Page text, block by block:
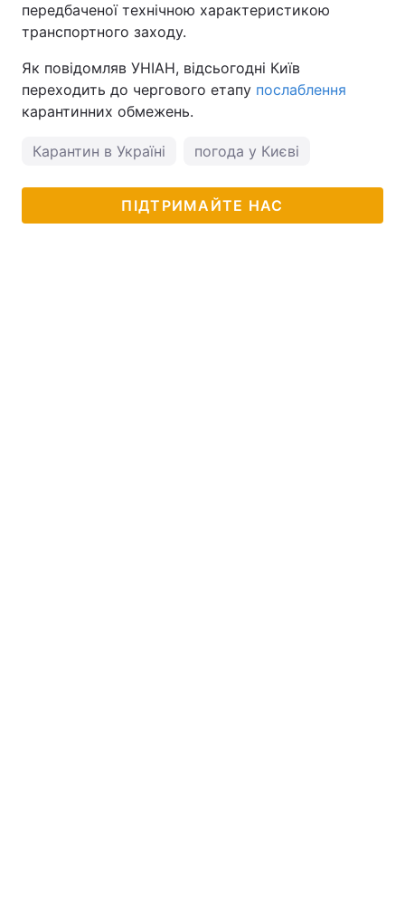
передбаченої технічною характеристикою
транспортного заходу.
Як повідомляв УНІАН, відсьогодні Київ
переходить до чергового етапу послаблення
карантинних обмежень.
Карантин в Україні погода у Києві
ПІДТРИМАЙТЕ НАС